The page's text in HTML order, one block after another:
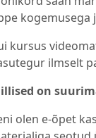
kogemusega
kursus
ilmselt
on
olen e-õpet